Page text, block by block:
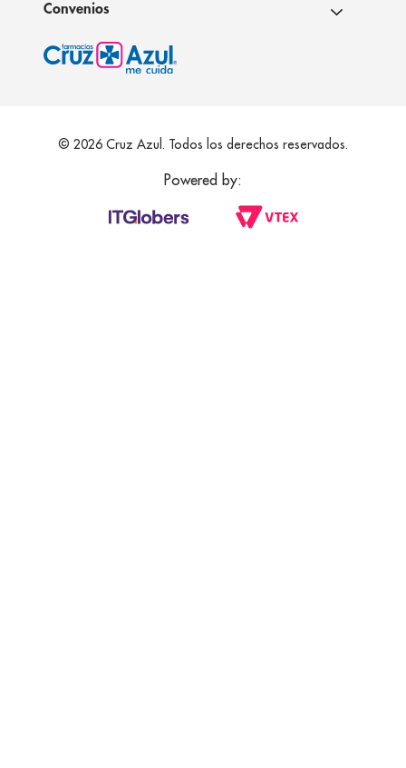
Convenios
© 2026 Cruz Azul. Todos los derechos reservados.
Powered by: